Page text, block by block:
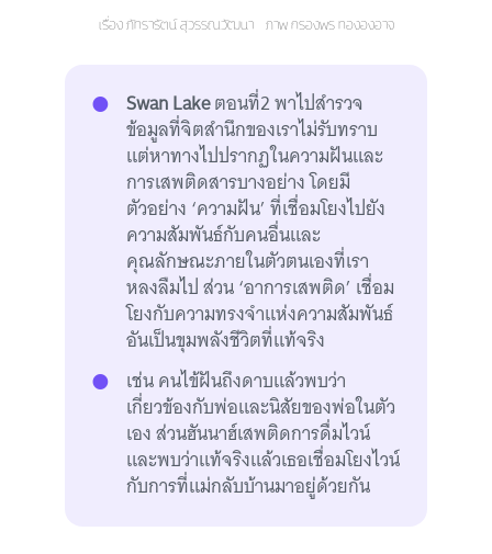
เรื่อง ภัทรารัตน์ สุวรรณวัฒนา ภาพ กรองพร ทององอาจ
Swan Lakeตอนที่2 พาไปสำรวจ
ข้อมูลที่จิตสำนึกของเราไม่รับทราบ
แต่หาทางไปปรากฏในความฝันและ
การเสพติดสารบางอย่าง โดยมี
ตัวอย่าง ‘ความฝัน’ ที่เชื่อมโยงไปยัง
ความสัมพันธ์กับคนอื่นและ
คุณลักษณะภายในตัวตนเองที่เรา
หลงลืมไป ส่วน ‘อาการเสพติด’ เชื่อม
โยงกับความทรงจำแห่งความสัมพันธ์
อันเป็นขุมพลังชีวิตที่แท้จริง
เช่น คนไข้ฝันถึงดาบแล้วพบว่า
เกี่ยวข้องกับพ่อและนิสัยของพ่อในตัว
เอง ส่วนฮันนาฮ์เสพติดการดื่มไวน์
และพบว่าแท้จริงแล้วเธอเชื่อมโยงไวน์
กับการที่แม่กลับบ้านมาอยู่ด้วยกัน